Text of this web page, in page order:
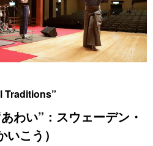
Español
العربية
東京
お知らせ
Traditions”
わい”：スウェーデン・
こう）